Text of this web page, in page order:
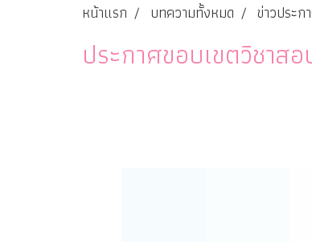
หน้าแรก บทความทั้งหมด ข่าวประก
ประกาศขอบเขตวิชาส